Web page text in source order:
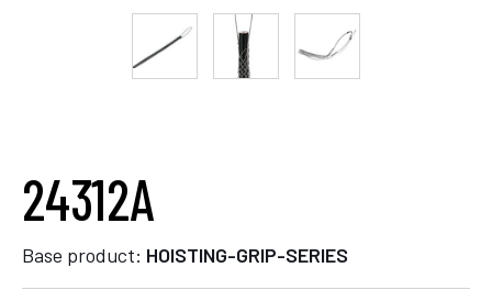
24312A
Base product: HOISTING-GRIP-SERIES